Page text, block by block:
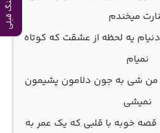
آهنگ قبلی
میخندم
یه لحظه از عشقت که کوتاه
نمیام
من شی به جون دلامون پشیمون
نمیشی
خوبه با قلبی که یک عمر به